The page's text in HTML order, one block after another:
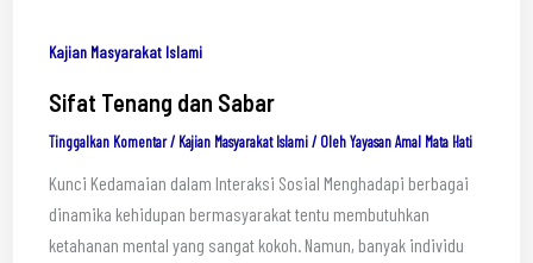
Kajian Masyarakat Islami
Sifat Tenang dan Sabar
Tinggalkan Komentar / Kajian Masyarakat Islami/ OlehYayasan Amal Mata Hati
Kunci Kedamaian dalam Interaksi Sosial Menghadapi berbagai
dinamika kehidupan bermasyarakat tentu membutuhkan
ketahanan mental yang sangat kokoh. Namun, banyak individu